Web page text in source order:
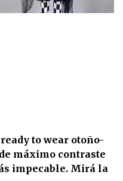
to wear otoño-
máximo contraste
impecable. Mirá la